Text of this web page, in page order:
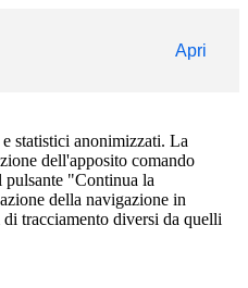
Apri
statistici anonimizzati. La
dell'apposito comando
"Continua la
della navigazione in
tracciamento diversi da quelli